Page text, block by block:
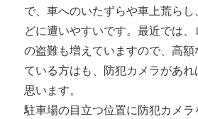
で、車へのいたずらや車上荒ら
どに遭いやすいです。最近では
の盗難も増えていますので、高
ている方はも、防犯カメラがあれ
思います。
駐車場の目立つ位置に防犯カメ